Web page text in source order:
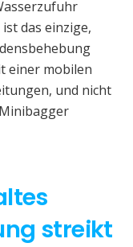
das einzige,
einer mobilen
und nicht
streikt